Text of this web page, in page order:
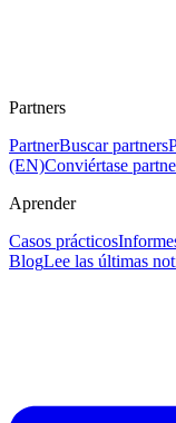
Partners
PartnerBuscar partners
(EN)Conviértase
Aprender
Casos prácticos
BlogLee las últimas